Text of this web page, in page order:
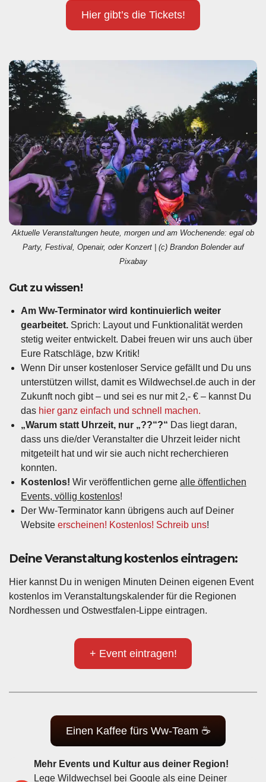
Hier gibt’s die Tickets!
Aktuelle Veranstaltungen heute, morgen und am Wochenende: egal ob
Party, Festival, Openair, oder Konzert | (c) Brandon Bolender auf
Pixabay
Gut zu wissen!
Am Ww-Terminator wird kontinuierlich weiter
gearbeitet. Sprich: Layout und Funktionalität werden
stetig weiter entwickelt. Dabei freuen wir uns auch über
Eure Ratschläge, bzw Kritik!
Wenn Dir unser kostenloser Service gefällt und Du uns
unterstützen willst, damit es Wildwechsel.de auch in der
Zukunft noch gibt – und sei es nur mit 2,- € – kannst Du
das hier ganz einfach und schnell machen.
„Warum statt Uhrzeit, nur „??“?“ Das liegt daran,
dass uns die/der Veranstalter die Uhrzeit leider nicht
mitgeteilt hat und wir sie auch nicht recherchieren
konnten.
Kostenlos! Wir veröffentlichen gerne alle öffentlichen
Events, völlig kostenlos!
Der Ww-Terminator kann übrigens auch auf Deiner
Website erscheinen! Kostenlos! Schreib uns!
Deine Veranstaltung kostenlos eintragen:
Hier kannst Du in wenigen Minuten Deinen eigenen Event
kostenlos im Veranstaltungskalender für die Regionen
Nordhessen und Ostwestfalen-Lippe eintragen.
+ Event eintragen!
Einen Kaffee fürs Ww-Team ☕
Mehr Events und Kultur aus deiner Region!
Lege Wildwechsel bei Google als eine Deiner